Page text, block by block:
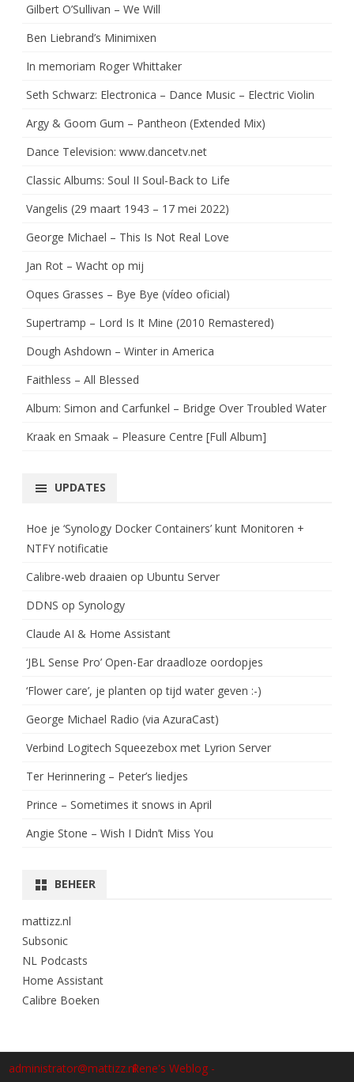
Gilbert O’Sullivan – We Will
Ben Liebrand’s Minimixen
In memoriam Roger Whittaker
Seth Schwarz: Electronica – Dance Music – Electric Violin
Argy & Goom Gum – Pantheon (Extended Mix)
Dance Television: www.dancetv.net
Classic Albums: Soul II Soul-Back to Life
Vangelis (29 maart 1943 – 17 mei 2022)
George Michael – This Is Not Real Love
Jan Rot – Wacht op mij
Oques Grasses – Bye Bye (vídeo oficial)
Supertramp – Lord Is It Mine (2010 Remastered)
Dough Ashdown – Winter in America
Faithless – All Blessed
Album: Simon and Carfunkel – Bridge Over Troubled Water
Kraak en Smaak – Pleasure Centre [Full Album]
UPDATES
Hoe je ‘Synology Docker Containers’ kunt Monitoren +
NTFY notificatie
Calibre-web draaien op Ubuntu Server
DDNS op Synology
Claude AI & Home Assistant
‘JBL Sense Pro’ Open-Ear draadloze oordopjes
‘Flower care’, je planten op tijd water geven :-)
George Michael Radio (via AzuraCast)
Verbind Logitech Squeezebox met Lyrion Server
Ter Herinnering – Peter’s liedjes
Prince – Sometimes it snows in April
Angie Stone – Wish I Didn’t Miss You
BEHEER
mattizz.nl
Subsonic
NL Podcasts
Home Assistant
Calibre Boeken
administrator@mattizz.nlRene's Weblog -